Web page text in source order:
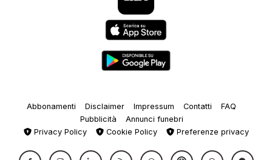
Abbonamenti Disclaimer Impressum Contatti
FAQ
Pubblicità
Annunci funebri
Privacy Policy
Cookie Policy Preferenze privacy